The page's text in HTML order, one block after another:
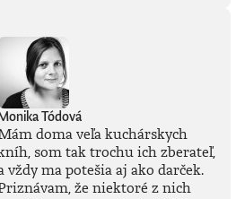
Tódová
doma veľa kuchárskych
som tak trochu ich zberateľ,
vždy ma potešia aj ako darček.
že niektoré z nich